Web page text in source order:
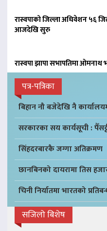
रास्वपाको जिल्ला अधिवेशन ५६
आजदेखि सुरु
रास्वपा झापा सभापतिमा ओमनाथ
पत्र-पत्रिका
बिहान नौ बजेदेखि नै
सरकारका सय कार्यसूची :
सिंहदरबारकै जग्गा अतिक्रमण
छानबिनको दायरामा तिस
चिनी निर्यातमा भारतको
सजिलो बिशेष